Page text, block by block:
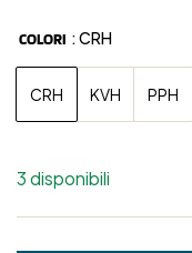
COLORI : CRH
CRH KVH PPH
3 disponibili